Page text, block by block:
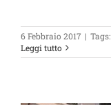
6 Febbraio 2017 | Tags:
Leggi tutto